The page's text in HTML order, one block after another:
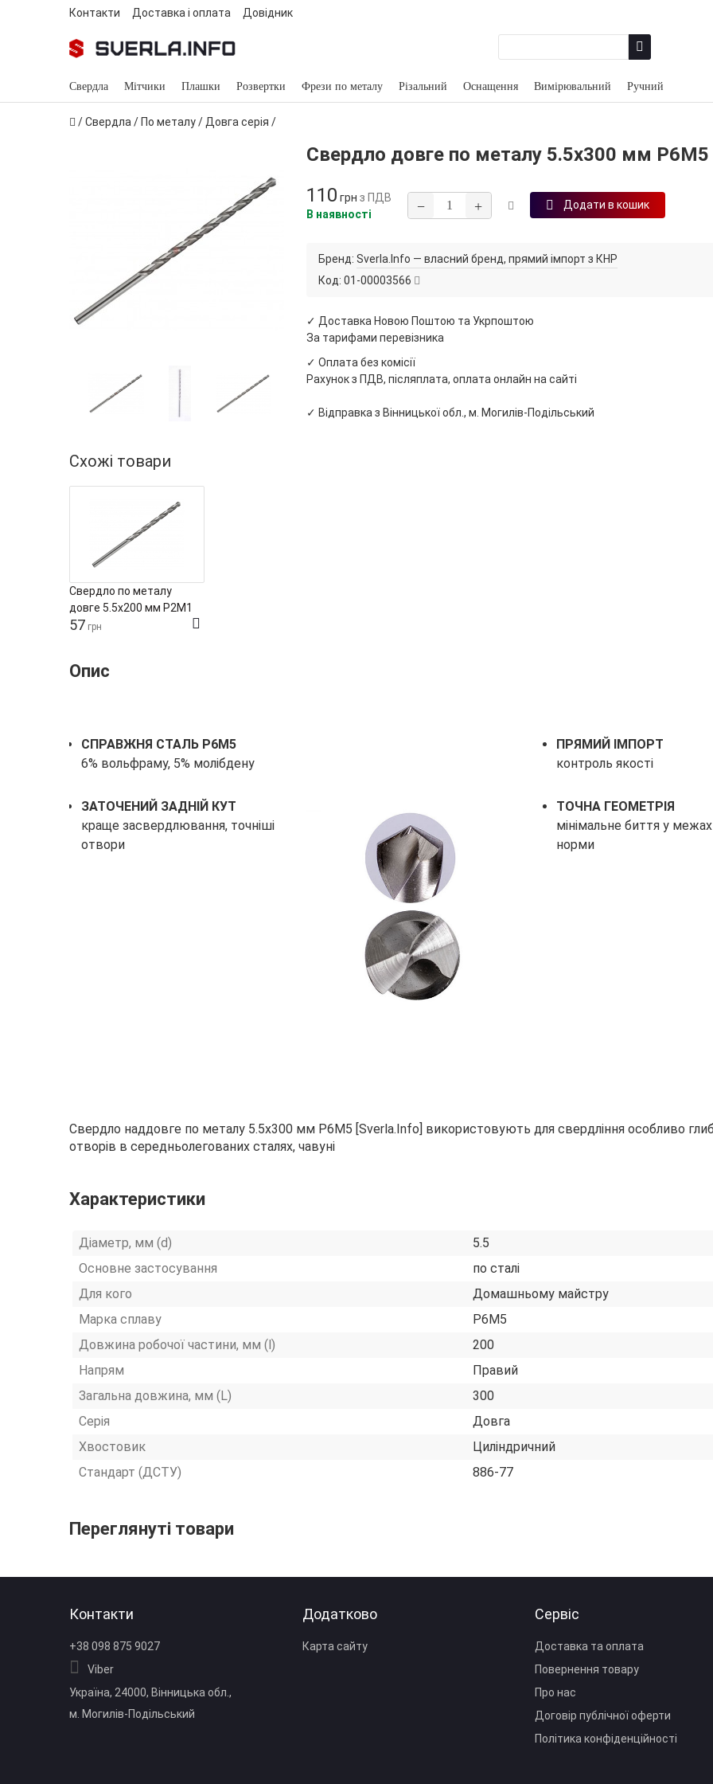
Контакти Доставка і оплата Довідник
Свердла Мітчики Плашки Розвертки Фрези по металу Різальний Оснащення Вимірювальний Ручний
/Свердла / По металу/ Довга серія /
Свердло довге по металу 5.5х300 мм Р6М5
110 грн з ПДВ
В наявності
− + Додати в кошик
Бренд: Sverla.Info — власний бренд, прямий імпорт з КНР
Код: 01-00003566
✓ Доставка Новою Поштою та Укрпоштою
За тарифами перевізника
✓ Оплата без комісії
Рахунок з ПДВ, післяплата, оплата онлайн на сайті
✓ Відправка з Вінницької обл., м. Могилів-Подільський
Схожі товари
Свердло по металу
довге 5.5х200 мм Р2М1
[SI]
57 грн
Опис
СПРАВЖНЯ СТАЛЬ Р6М5
6% вольфраму, 5% молібдену
ЗАТОЧЕНИЙ ЗАДНІЙ КУТ
краще засвердлювання, точніші
отвори
ПРЯМИЙ ІМПОРТ
контроль якості
ТОЧНА ГЕОМЕТРІЯ
мінімальне биття у межах
норми
Свердло наддовге по металу 5.5х300 мм Р6М5 [Sverla.Info] використовують для свердління особливо
отворів в середньолегованих сталях, чавуні
Характеристики
Діаметр, мм (d)
5.5
Основне застосування
по сталі
Для кого
Домашньому майстру
Марка сплаву
Р6М5
Довжина робочої частини, мм (l)
200
Напрям
Правий
Загальна довжина, мм (L)
300
Серія
Довга
Хвостовик
Циліндричний
Стандарт (ДСТУ)
886-77
Переглянуті товари
Контакти
+38 098 875 9027
Viber
Україна, 24000, Вінницька обл.,
м. Могилів‑Подільський
Додатково
Карта сайту
Сервіс
Доставка та оплата
Повернення товару
Про нас
Договір публічної оферти
Політика конфіденційності